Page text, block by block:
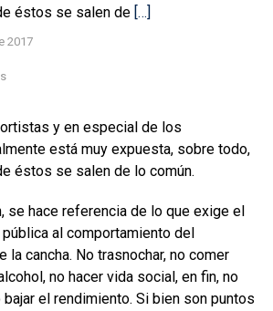
éstos se salen de […]
2017
y en especial de los
está muy expuesta, sobre todo,
éstos se salen de lo común.
se hace referencia de lo que exige el
al comportamiento del
la cancha. No trasnochar, no comer
no hacer vida social, en fin, no
el rendimiento. Si bien son puntos